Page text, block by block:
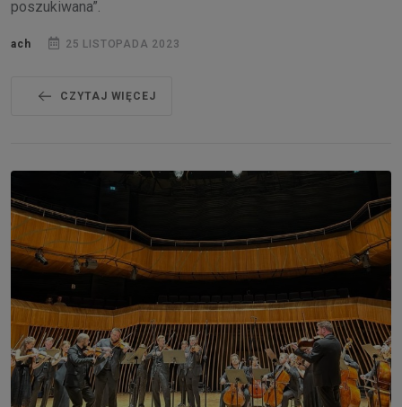
poszukiwana”.
ach 25 LISTOPADA 2023
CZYTAJ WIĘCEJ